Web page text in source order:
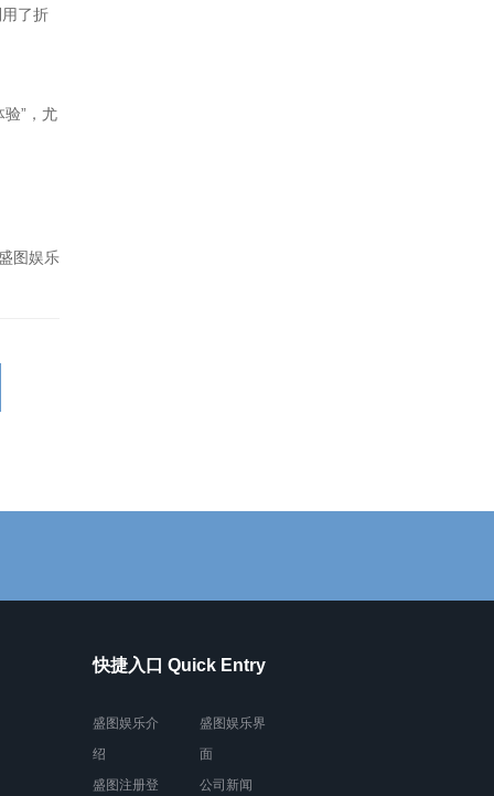
了折
”，尤
图娱乐
快捷入口 Quick Entry
盛图娱乐介
绍
盛图注册登
盛图娱乐界
面
公司新闻